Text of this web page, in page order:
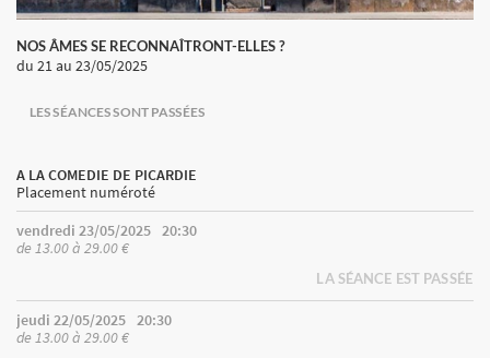
NOS ÂMES SE RECONNAÎTRONT-ELLES ?
du 21au 23/05/2025
LES SÉANCES SONT PASSÉES
A LA COMEDIE DE PICARDIE
Placement numéroté
vendredi 23/05/2025 20:30
de 13.00 à 29.00 €
LA SÉANCE EST PASSÉE
jeudi 22/05/2025 20:30
de 13.00 à 29.00 €